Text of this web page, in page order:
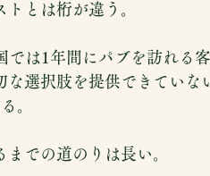
とは桁が違う。
では1年間にパブを訪れる
選択肢を提供できていな
。
での道のりは長い。